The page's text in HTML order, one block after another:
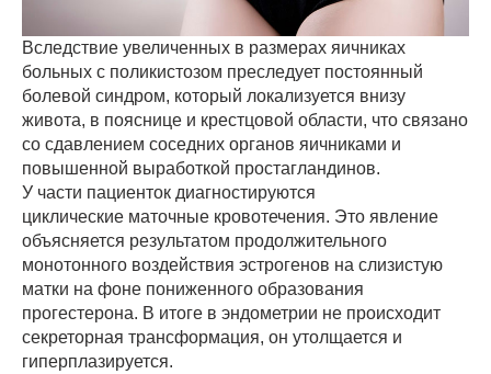
Вследствие увеличенных в размерах яичниках
больных с поликистозом преследует постоянный
болевой синдром, который локализуется внизу
живота, в пояснице и крестцовой области, что связано
со сдавлением соседних органов яичниками и
повышенной выработкой простагландинов.
У части пациенток диагностируются
циклические маточные кровотечения. Это явление
объясняется результатом продолжительного
монотонного воздействия эстрогенов на слизистую
матки на фоне пониженного образования
прогестерона. В итоге в эндометрии не происходит
секреторная трансформация, он утолщается и
гиперплазируется.